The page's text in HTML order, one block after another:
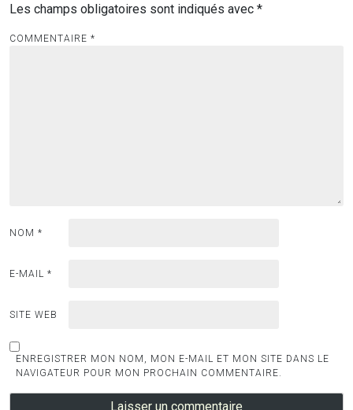
Les champs obligatoires sont indiqués avec *
COMMENTAIRE *
NOM *
E-MAIL *
SITE WEB
ENREGISTRER MON NOM, MON E-MAIL ET MON SITE DANS LE
NAVIGATEUR POUR MON PROCHAIN COMMENTAIRE.